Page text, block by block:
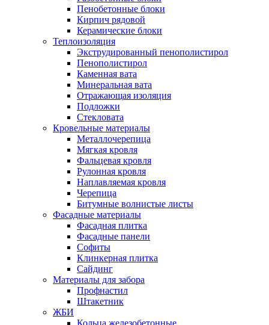
Пенобетонные блоки
Кирпич рядовой
Керамические блоки
Теплоизоляция
Экструдированный пенополистирол
Пенополистирол
Каменная вата
Минеральная вата
Отражающая изоляция
Подложки
Стекловата
Кровельные материалы
Металлочерепица
Мягкая кровля
Фальцевая кровля
Рулонная кровля
Наплавляемая кровля
Черепица
Битумные волнистые листы
Фасадные материалы
Фасадная плитка
Фасадные панели
Софиты
Клинкерная плитка
Сайдинг
Материалы для забора
Профнастил
Штакетник
ЖБИ
Кольца железобетонные